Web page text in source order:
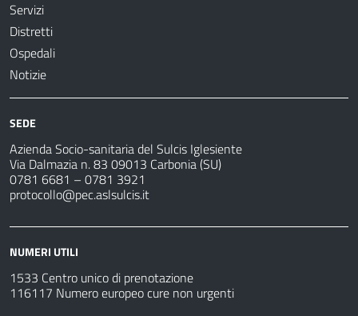
Servizi
Distretti
Ospedali
Notizie
SEDE
Azienda Socio-sanitaria del Sulcis Iglesiente
Via Dalmazia n. 83 09013 Carbonia (SU)
0781 6681 – 0781 3921
protocollo@pec.aslsulcis.it
NUMERI UTILI
1533 Centro unico di prenotazione
116117 Numero europeo cure non urgenti